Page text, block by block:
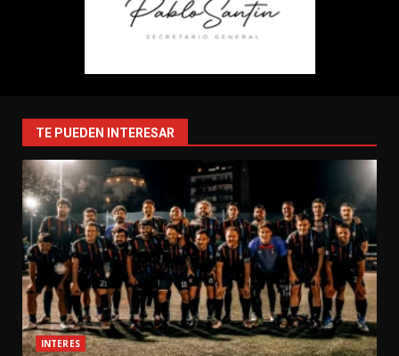
TE PUEDEN INTERESAR
INTERES